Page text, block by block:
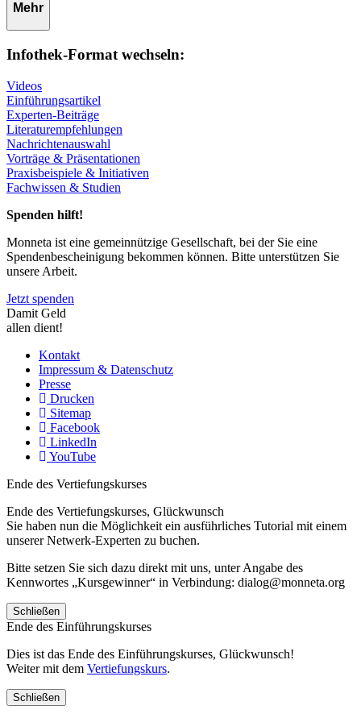
Mehr
Infothek-Format wechseln:
Videos
Einführungsartikel
Experten-Beiträge
Literaturempfehlungen
Nachrichtenauswahl
Vorträge & Präsentationen
Praxisbeispiele & Initiativen
Fachwissen & Studien
Spenden hilft!
Monneta ist eine gemeinnützige Gesellschaft, bei der Sie eine
Spendenbescheinigung bekommen können. Bitte unterstützen Sie
unsere Arbeit.
Jetzt spenden
Damit Geld
allen dient!
Kontakt
Impressum & Datenschutz
Presse
Drucken
Sitemap
Facebook
LinkedIn
YouTube
Ende des Vertiefungskurses
Ende des Vertiefungskurses, Glückwunsch
Sie haben nun die Möglichkeit ein ausführliches Tutorial mit einem
unserer Netwerk-Experten zu buchen.
Bitte setzen Sie sich dazu direkt mit uns, unter Angabe des
Kennwortes „Kursgewinner“ in Verbindung: dialog@monneta.org
Schließen
Ende des Einführungskurses
Dies ist das Ende des Einführungskurses, Glückwunsch!
Weiter mit dem Vertiefungskurs.
Schließen